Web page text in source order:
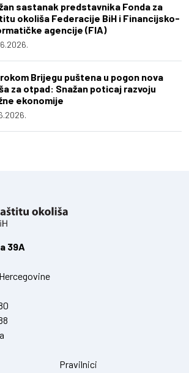
sastanak predstavnika Fonda za
okoliša Federacije BiH i Financijsko-
agencije (FIA)
Brijegu puštena u pogon nova
za otpad: Snažan poticaj razvoju
ekonomije
39A
Pravilnici